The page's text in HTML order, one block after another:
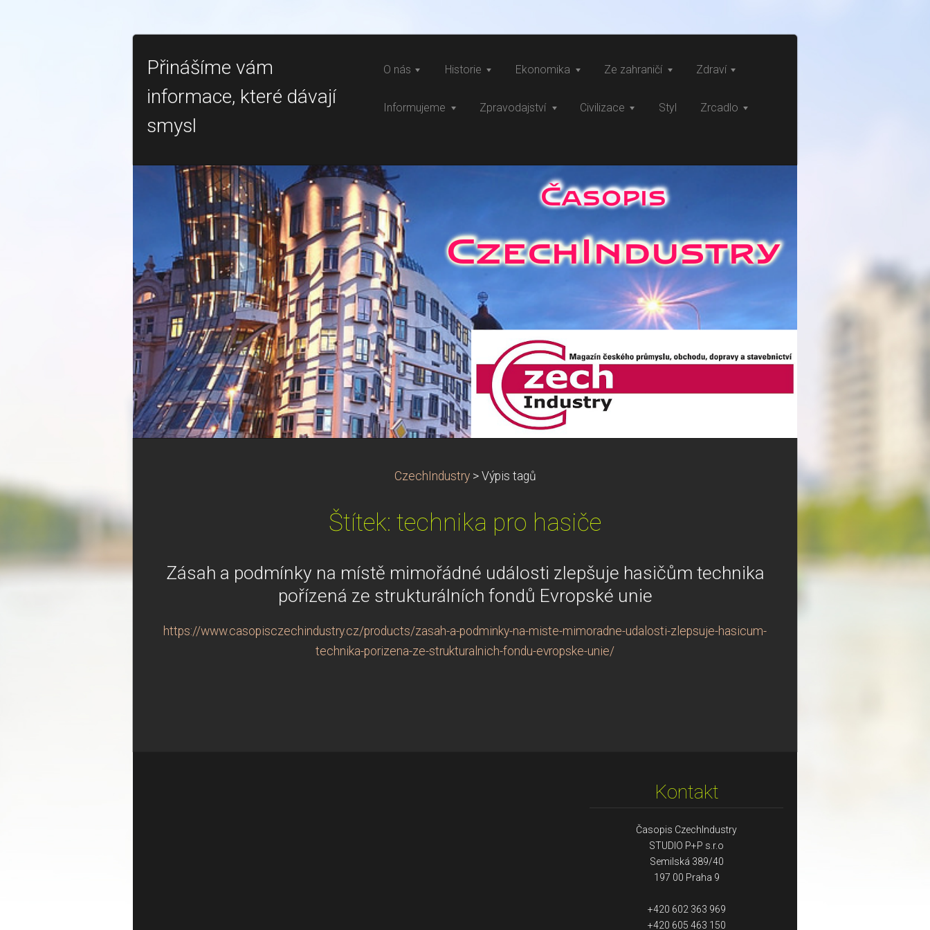
Přinášíme vám
informace, které dávají
smysl
O nás Historie Ekonomika Ze zahraničí Zdraví
Informujeme Zpravodajství Civilizace Styl Zrcadlo
CzechIndustry > Výpis tagů
Štítek: technika pro hasiče
Zásah a podmínky na místě mimořádné události zlepšuje hasičům technika
pořízená ze strukturálních fondů Evropské unie
https://www.casopisczechindustry.cz/products/zasah-a-podminky-na-miste-mimoradne-udalosti-zlepsuje-hasicum-
technika-porizena-ze-strukturalnich-fondu-evropske-unie/
Kontakt
Časopis CzechIndustry
STUDIO P+P s.r.o
Semilská 389/40
197 00 Praha 9
+420 602 363 969
+420 605 463 150